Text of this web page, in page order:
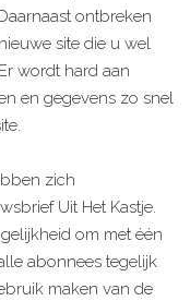
ontbreken
site die u wel
wordt hard aan
en gegevens zo snel
zich
Uit Het Kastje.
om met één
abonnees tegelijk
maken van de